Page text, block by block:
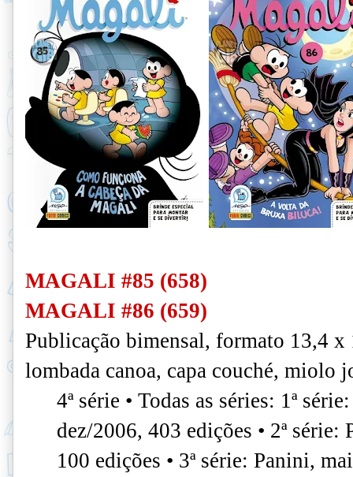
MAGALI #85 (658)
MAGALI #86 (659)
Publicação bimensal, formato 13,4 x
lombada canoa, capa couché, miolo
4ª série • Todas as séries: 1ª
dez/2006, 403 edições • 2ª
100 edições • 3ª série: Panini,